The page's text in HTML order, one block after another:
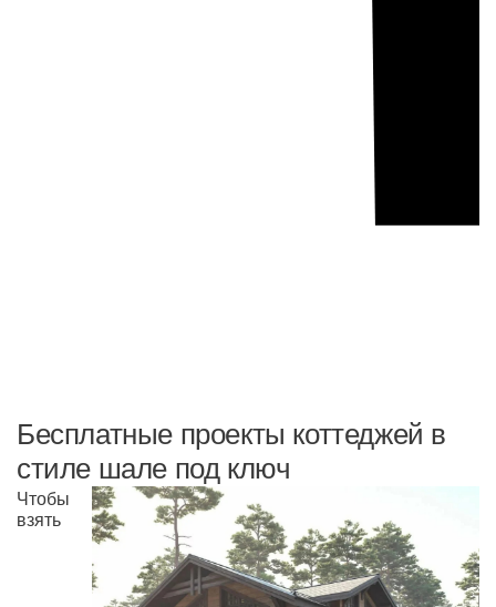
Бесплатные проекты коттеджей в
стиле шале под ключ
Чтобы
взять